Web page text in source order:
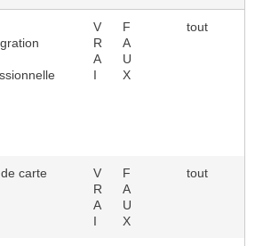
V
R
A
I
F
A
U
X
tout
carte
V
R
A
I
F
A
U
X
tout